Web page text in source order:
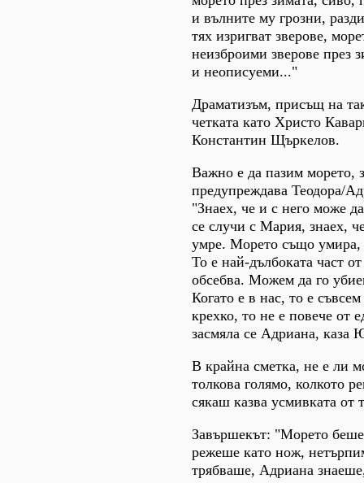
и вълните му грозни,
тях изригват зверове,
неизброими зверове през
и неописуеми..."
Драматизъм, присъщ на
четката като Христо
Константин Щъркелов.
Важно е да пазим морето,
предупреждава Теодора/
"Знаех, че и с него може
се случи с Мария, знаех,
умре. Морето също
То е най-дълбоката част
обсебва. Можем да го
Когато е в нас, то е
крехко, то не е повече от
засмяла се Адриана, каза
В крайна сметка, не е ли
толкова голямо, колкото
сякаш казва усмивката от
Завършекът: "Морето беше
режеше като нож,
трябваше, Адриана